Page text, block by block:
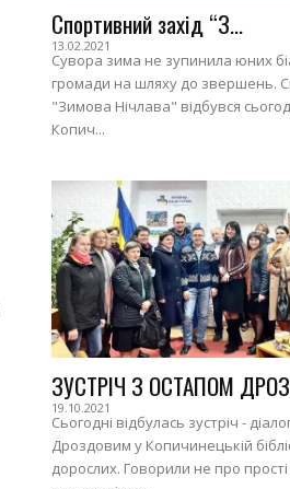
Спортивний захід “З...
13.02.2021
Сувора зима не зупинила юних
громади на шляху до звершень.
"Зимова Нічлава" відбувся
Копич...
ЗУСТРІЧ З ОСТАПОМ
19.10.2021
Сьогодні відбулась зустріч -
Дроздовим у Копичинецькій
дорослих. Говорили не про прості